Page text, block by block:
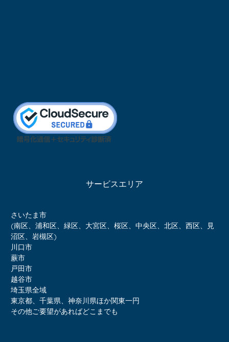
サービスエリア
さいたま市
(南区、浦和区、緑区、大宮区、桜区、中央区、北区、西区、見
沼区、岩槻区)
川口市
蕨市
戸田市
越谷市
埼玉県全域
東京都、千葉県、神奈川県ほか関東一円
その他ご要望があればどこまでも